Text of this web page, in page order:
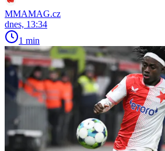
MMAMAG.cz
dnes, 13:34
1 min